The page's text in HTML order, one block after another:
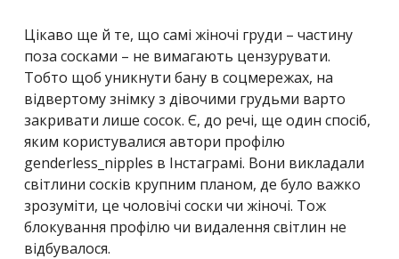
Цікаво ще й те, що самі жіночі груди – частину
поза сосками – не вимагають цензурувати.
Тобто щоб уникнути бану в соцмережах, на
відвертому знімку з дівочими грудьми варто
закривати лише сосок. Є, до речі, ще один спосіб,
яким користувалися автори профілю
genderless_nipples в Інстаграмі. Вони викладали
світлини сосків крупним планом, де було важко
зрозуміти, це чоловічі соски чи жіночі. Тож
блокування профілю чи видалення світлин не
відбувалося.